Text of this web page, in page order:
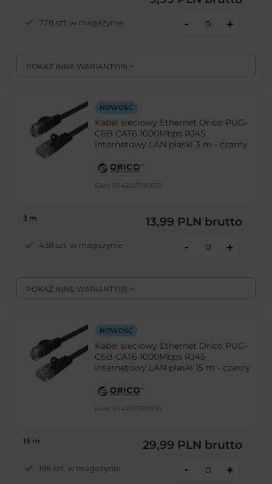
POKAŻ INNE WARIANTY(9)
778 szt. w magazynie - +
NOWOŚĆ
Kabel sieciowy Ethernet Orico PUG-
C6B CAT6 1000Mbps RJ45
internetowy LAN płaski 3 m - czarny
EAN: 6942227180872
POKAŻ INNE WARIANTY(9)
3 m 13,99 PLN brutto
438 szt. w magazynie - +
NOWOŚĆ
Kabel sieciowy Ethernet Orico PUG-
C6B CAT6 1000Mbps RJ45
internetowy LAN płaski 15 m - czarny
EAN: 6942227180919
15 m 29,99 PLN brutto
195 szt. w magazynie - +